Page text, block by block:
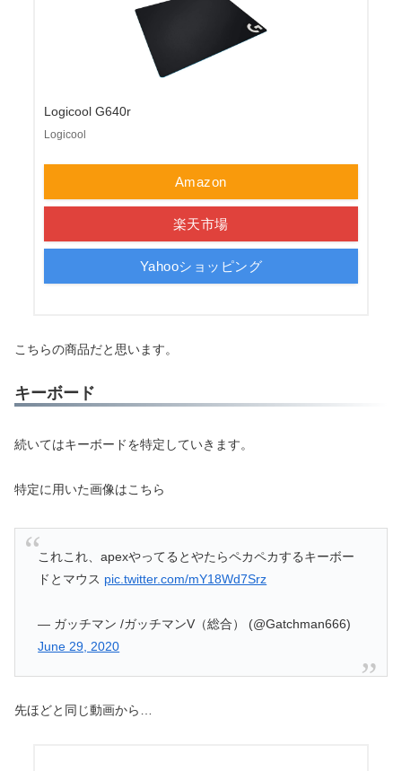
Logicool G640r
Logicool
Amazon
楽天市場
Yahooショッピング
こちらの商品だと思います。
キーボード
続いてはキーボードを特定していきます。
特定に用いた画像はこちら
これこれ、apexやってるとやたらペカペカするキーボー
ドとマウス pic.twitter.com/mY18Wd7Srz
— ガッチマン /ガッチマンV（総合） (@Gatchman666)
June 29, 2020
先ほどと同じ動画から…